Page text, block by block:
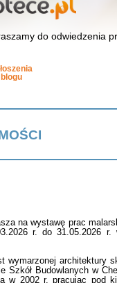
do odwiedzenia
na wystawę prac
r. do 31.05.2026 r.
architektury
Budowlanych w
w 2002 r. pracując pod